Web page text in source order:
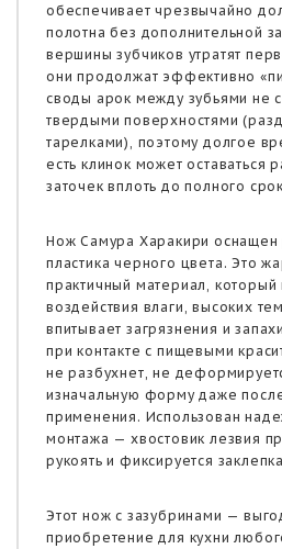
обеспечивает чрезвычайно
полотна без дополнительной
вершины зубчиков утратят
они продолжат эффективно
своды арок между зубьями не
твердыми поверхностями
тарелками), поэтому долгое
есть клинок может оставаться
заточек вплоть до полного
Нож Самура Харакири оснащен
пластика черного цвета. Это
практичный материал, который
воздействия влаги, высоких
впитывает загрязнения и
при контакте с пищевыми
не разбухнет, не
изначальную форму даже
применения. Использован
монтажа — хвостовик лезвия
рукоять и фиксируется
Этот нож с зазубринами —
приобретение для кухни